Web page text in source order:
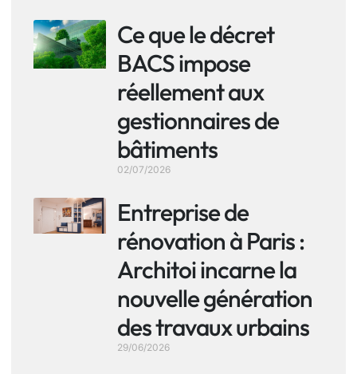
Ce que le décret
BACS impose
réellement aux
gestionnaires de
bâtiments
02/07/2026
Entreprise de
rénovation à Paris :
Architoi incarne la
nouvelle génération
des travaux urbains
29/06/2026